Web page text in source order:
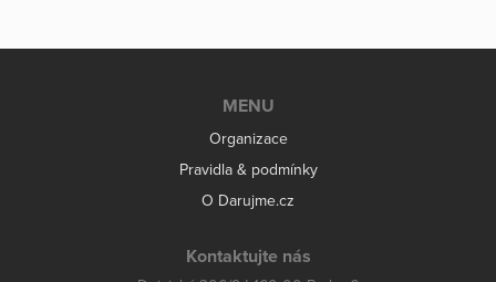
MENU
Organizace
Pravidla & podmínky
O Darujme.cz
Kontaktujte nás